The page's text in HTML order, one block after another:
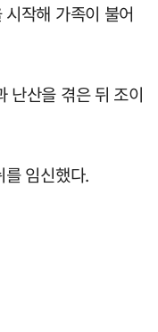
작해 가족이 불어
난산을 겪은 뒤 조이
임신했다.